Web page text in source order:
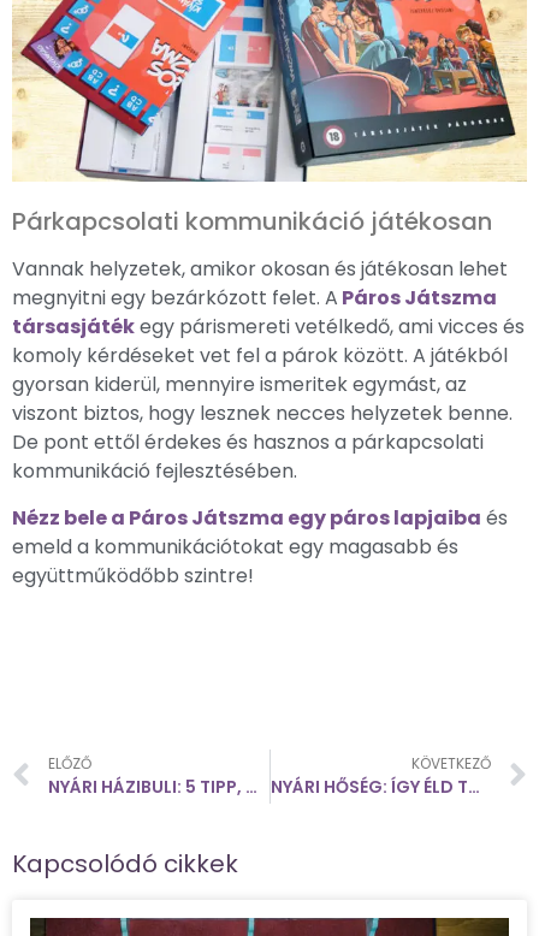
Párkapcsolati kommunikáció játékosan
Vannak helyzetek, amikor okosan és játékosan lehet
megnyitni egy bezárkózott felet. A Páros Játszma
társasjátékegy párismereti vetélkedő, ami vicces és
komoly kérdéseket vet fel a párok között. A játékból
gyorsan kiderül, mennyire ismeritek egymást, az
viszont biztos, hogy lesznek necces helyzetek benne.
De pont ettől érdekes és hasznos a párkapcsolati
kommunikáció fejlesztésében.
Nézz bele a Páros Játszma egy páros lapjaiba és
emeld a kommunikációtokat egy magasabb és
együttműködőbb szintre!
ELŐZŐ
NYÁRI HÁZIBULI: 5 TIPP, HOGY FELEDHETETLEN LEGYEN
KÖVETKEZŐ
NYÁRI HŐSÉG: ÍGY ÉLD TÚL LÉGKONDI NÉLKÜL
Kapcsolódó cikkek